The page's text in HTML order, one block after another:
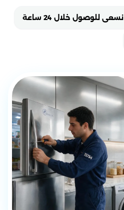
نسعى للوصول خلال 24 ساعة